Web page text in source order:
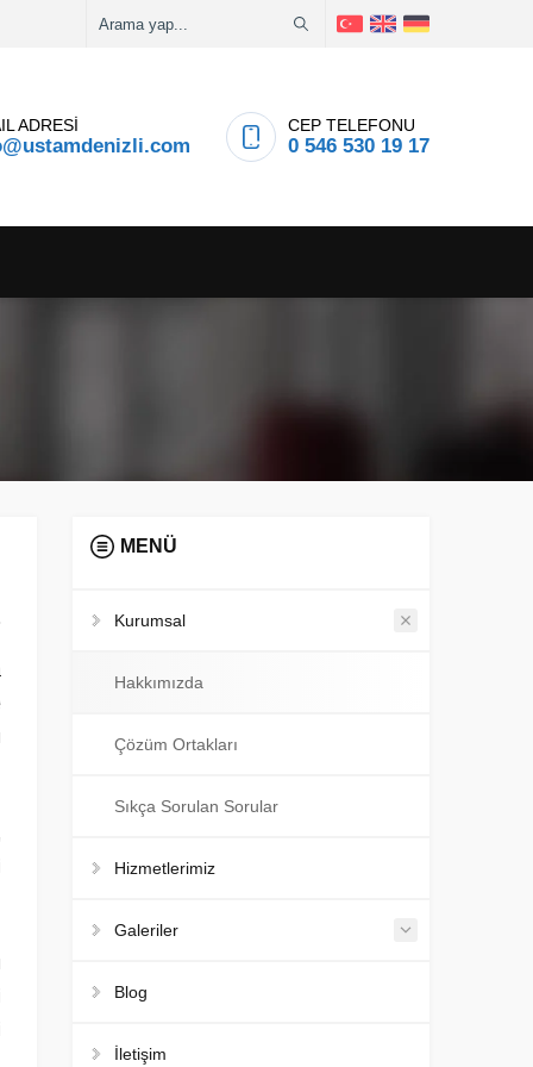
ADRESİ CEP TELEFONU
0 546 530 19 17
MENÜ
Kurumsal
Hakkımızda
Çözüm Ortakları
Sıkça Sorulan Sorular
Hizmetlerimiz
Galeriler
Blog
İletişim